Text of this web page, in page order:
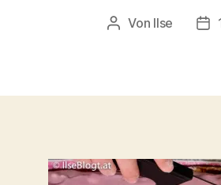
Beitragsautor
Von Ilse